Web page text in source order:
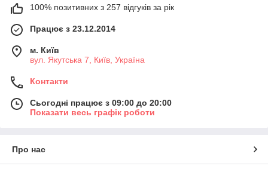
100% позитивних з 257 відгуків за рік
Працює з 23.12.2014
м. Київ
вул. Якутська 7, Київ, Україна
Контакти
Сьогодні працює з 09:00 до 20:00
Показати весь графік роботи
Про нас